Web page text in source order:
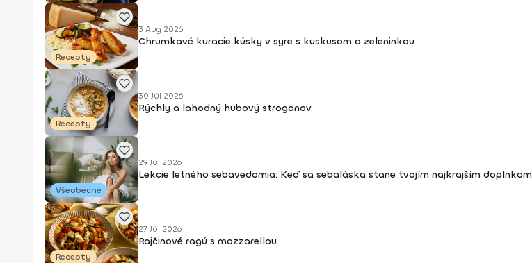
Recepty
3 Aug 2026
Chrumkavé kuracie kúsky v syre s kuskusom a zeleninkou
Recepty
30 Júl 2026
Rýchly a lahodný hubový stroganov
Všeobecné
29 Júl 2026
Lekcie letného sebavedomia: Keď sa sebaláska stane tvojím najkrajším doplnkom
Recepty
27 Júl 2026
Rajčinové ragú s mozzarellou